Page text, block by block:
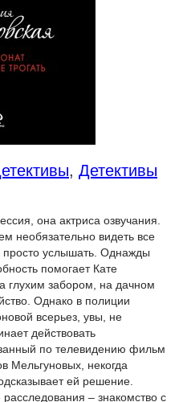
, Детективы
она актриса озвучания.
необязательно видеть все
просто услышать. Однажды
помогает Кате
глухим забором, на дачном
Однако в полиции
всерьез, увы, не
действовать
по телевидению фильм
Мельгуновых, некогда
ей решение.
– знакомство с